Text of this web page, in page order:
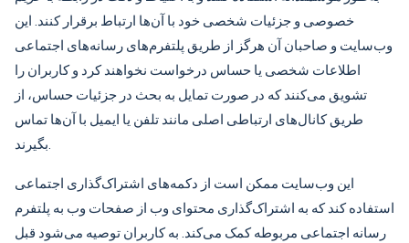
خصوصی و جزئیات شخصی خود با آن‌ها ارتباط برقرار کنند. این
وب‌سایت و صاحبان آن هرگز از طریق پلتفرم‌های رسانه‌های اجتماعی
اطلاعات شخصی یا حساس درخواست نخواهند کرد و کاربران را
تشویق می‌کنند که در صورت تمایل به بحث در جزئیات حساس، از
طریق کانال‌های ارتباطی اصلی مانند تلفن یا ایمیل با آن‌ها تماس
بگیرند.
این وب‌سایت ممکن است از دکمه‌های اشتراک‌گذاری اجتماعی
استفاده کند که به اشتراک‌گذاری محتوای وب از صفحات وب به پلتفرم
رسانه اجتماعی مربوطه کمک می‌کند. به کاربران توصیه می‌شود قبل